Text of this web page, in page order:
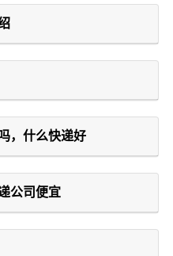
，什么快递好
公司便宜